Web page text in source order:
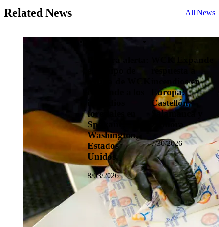
Related News All News
forestales en
Spokane,
Washington,
Estados
Unidos.
8/03/2026
incendios en
Europa:
Castellón,
Salamanca y
Zamora
7/30/2026